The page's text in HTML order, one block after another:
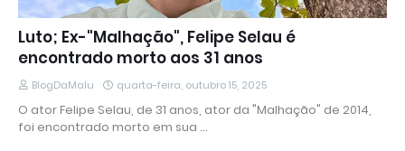
Luto; Ex-"Malhação", Felipe Selau é
encontrado morto aos 31 anos
BlogDaMalu quarta-feira, outubro 15, 2025
O ator Felipe Selau, de 31 anos, ator da "Malhação" de 2014,
foi encontrado morto em sua …